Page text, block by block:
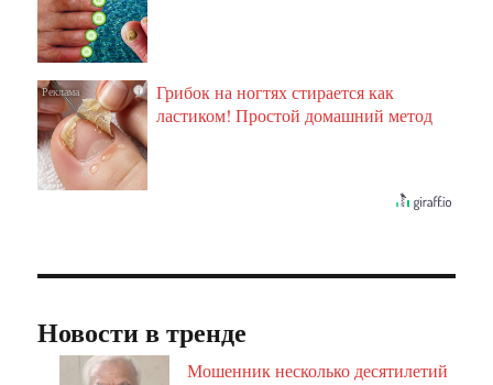
i
Грибок на ногтях стирается как
ластиком! Простой домашний метод
Новости в тренде
Мошенник несколько десятилетий